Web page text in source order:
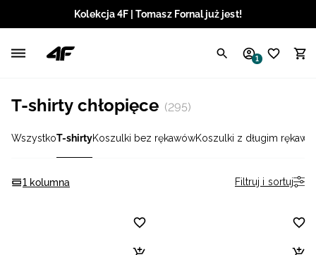
Kolekcja 4F | Tomasz Fornal już jest!
1
T-shirty chłopięce (295)
WszystkoT-shirtyKoszulki bez rękawówKoszulki z długim
1 kolumna Filtruj i sortuj
Angielski / USD
Angielski / GBP
Chorwacki / EUR